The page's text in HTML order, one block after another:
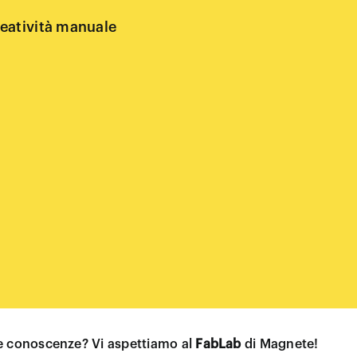
manuale
Vi aspettiamo al FabLabdi Magnete!